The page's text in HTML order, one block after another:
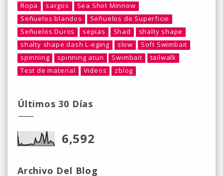
Ropa
sargos
Sea Shot Minnow
Señuelos blandos
Señuelos de Superficie
Señuelos Duros
sepias Shad
shalty shape
shalty shape dash L-eging
slow
Soft Swimbait
spinning
spinning atun Swimbait
tailwalk
Test de material
Videos zblog
Últimos 30 Días
6,592
Archivo Del Blog